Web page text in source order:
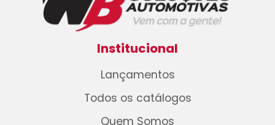
Institucional
Lançamentos
Todos os catálogos
Quem Somos